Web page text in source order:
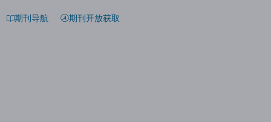
期刊导航 期刊开放获取